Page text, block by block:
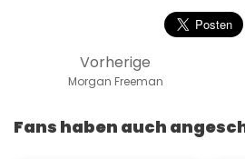
Vorherige
Morgan Freeman
Fans haben auch